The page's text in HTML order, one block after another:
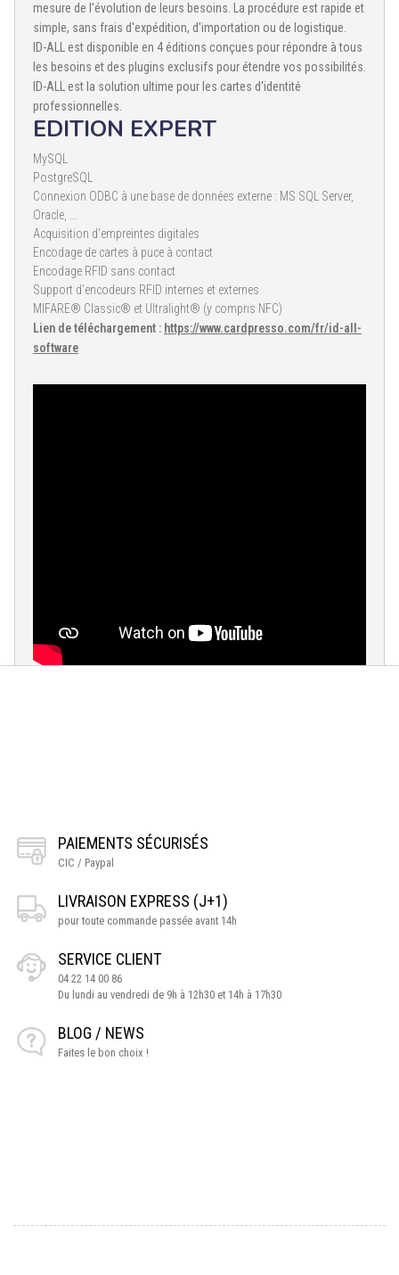
mesure de l'évolution de leurs besoins. La procédure est rapide et
simple, sans frais d'expédition, d'importation ou de logistique.
ID-ALL est disponible en 4 éditions conçues pour répondre à tous
les besoins et des plugins exclusifs pour étendre vos possibilités.
ID-ALL est la solution ultime pour les cartes d'identité
professionnelles.
EDITION EXPERT
MySQL
PostgreSQL
Connexion ODBC à une base de données externe : MS SQL Server,
Oracle, ...
Acquisition d'empreintes digitales
Encodage de cartes à puce à contact
Encodage RFID sans contact
Support d'encodeurs RFID internes et externes
MIFARE® Classic® et Ultralight® (y compris NFC)
Lien de téléchargement : https://www.cardpresso.com/fr/id-all-
software
PAIEMENTS SÉCURISÉS
CIC / Paypal
LIVRAISON EXPRESS (J+1)
pour toute commande passée avant 14h
SERVICE CLIENT
04 22 14 00 86
Du lundi au vendredi de 9h à 12h30 et 14h à 17h30
BLOG / NEWS
Faites le bon choix !